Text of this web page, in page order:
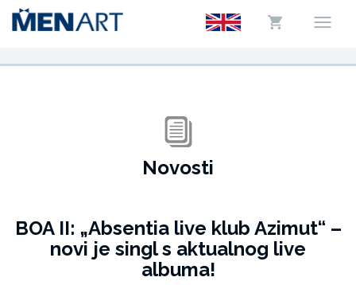
Novosti
BOA II: „Absentia live klub Azimut“ –
novi je singl s aktualnog live
albuma!